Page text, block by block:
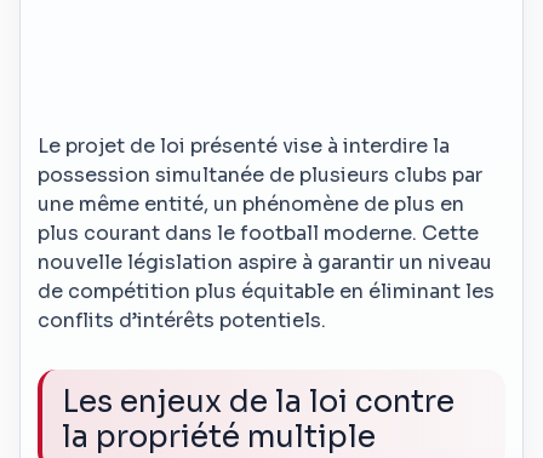
Le projet de loi présenté vise à interdire la
possession simultanée de plusieurs clubs par
une même entité, un phénomène de plus en
plus courant dans le football moderne. Cette
nouvelle législation aspire à garantir un niveau
de compétition plus équitable en éliminant les
conflits d’intérêts potentiels.
Les enjeux de la loi contre
la propriété multiple